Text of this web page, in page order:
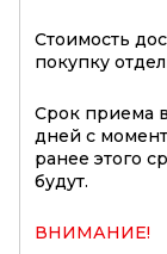
Стоимость
покупку
Срок приема
дней с
ранее этого
будут.
ВНИМАНИЕ!